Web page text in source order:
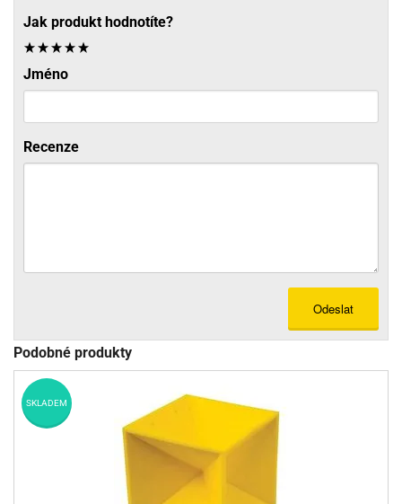
Jak produkt hodnotíte?
Jméno
Recenze
Odeslat
Podobné produkty
SKLADEM